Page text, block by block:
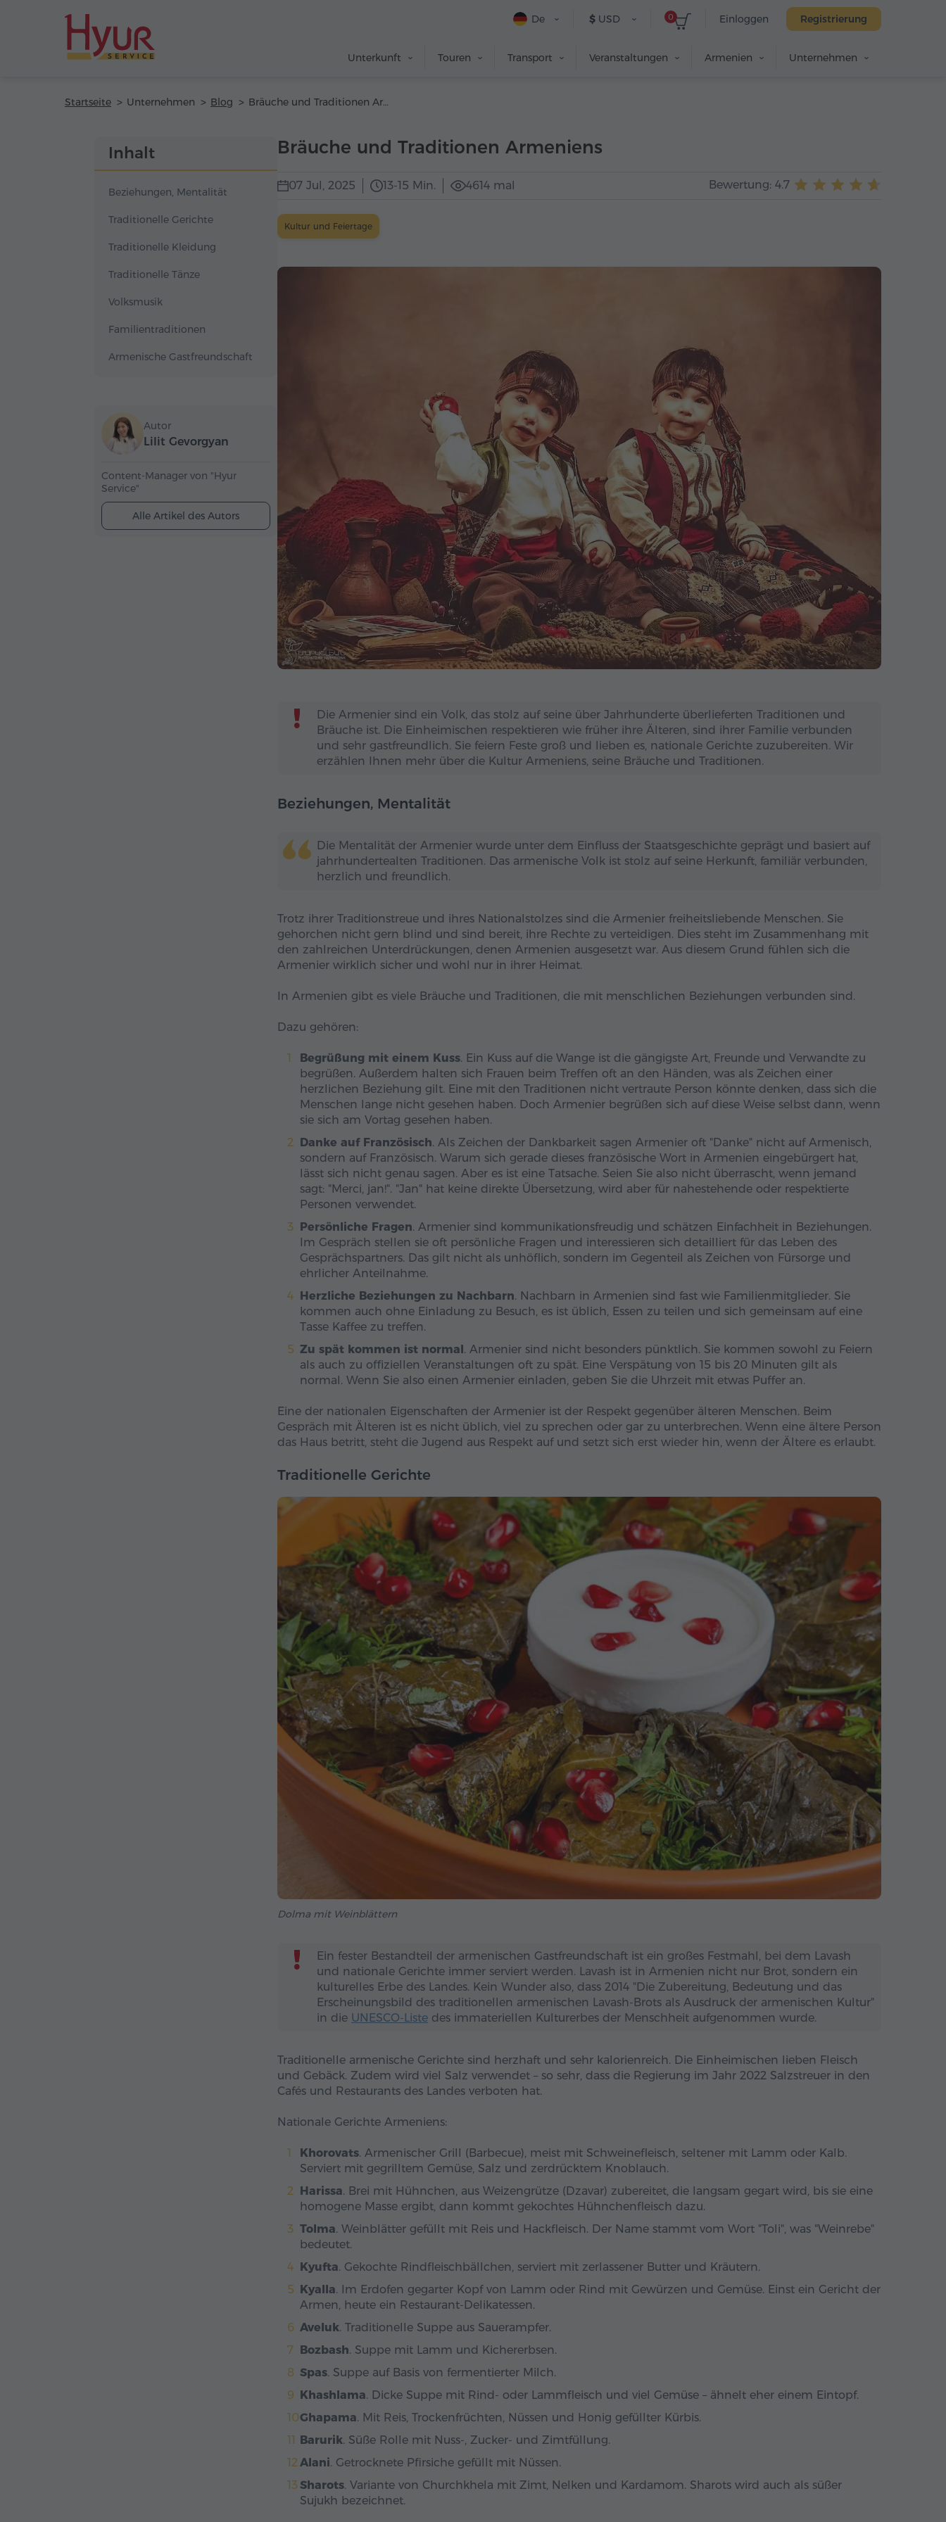
Einloggen Registrierung
0
$ USD
De
Unterkunft Touren Transport Veranstaltungen Armenien Unternehmen
Startseite Unternehmen Blog Bräuche und Traditionen Armeniens
Bräuche und Traditionen Armeniens
07 Jul, 2025 13-15 Min. 4614 mal Bewertung: 4.7
Kultur und Feiertage
Die Armenier sind ein Volk, das stolz auf seine über Jahrhunderte überlieferten Traditionen und
Bräuche ist. Die Einheimischen respektieren wie früher ihre Älteren, sind ihrer Familie verbunden
und sehr gastfreundlich. Sie feiern Feste groß und lieben es, nationale Gerichte zuzubereiten. Wir
erzählen Ihnen mehr über die Kultur Armeniens, seine Bräuche und Traditionen.
Beziehungen, Mentalität
Die Mentalität der Armenier wurde unter dem Einfluss der Staatsgeschichte geprägt und basiert auf
jahrhundertealten Traditionen. Das armenische Volk ist stolz auf seine Herkunft, familiär verbunden,
herzlich und freundlich.
Trotz ihrer Traditionstreue und ihres Nationalstolzes sind die Armenier freiheitsliebende Menschen. Sie
gehorchen nicht gern blind und sind bereit, ihre Rechte zu verteidigen. Dies steht im Zusammenhang mit
den zahlreichen Unterdrückungen, denen Armenien ausgesetzt war. Aus diesem Grund fühlen sich die
Armenier wirklich sicher und wohl nur in ihrer Heimat.
In Armenien gibt es viele Bräuche und Traditionen, die mit menschlichen Beziehungen verbunden sind.
Dazu gehören:
Begrüßung mit einem Kuss. Ein Kuss auf die Wange ist die gängigste Art, Freunde und Verwandte zu
begrüßen. Außerdem halten sich Frauen beim Treffen oft an den Händen, was als Zeichen einer
herzlichen Beziehung gilt. Eine mit den Traditionen nicht vertraute Person könnte denken, dass sich die
Menschen lange nicht gesehen haben. Doch Armenier begrüßen sich auf diese Weise selbst dann, wenn
sie sich am Vortag gesehen haben.
Danke auf Französisch. Als Zeichen der Dankbarkeit sagen Armenier oft "Danke" nicht auf Armenisch,
sondern auf Französisch. Warum sich gerade dieses französische Wort in Armenien eingebürgert hat,
lässt sich nicht genau sagen. Aber es ist eine Tatsache. Seien Sie also nicht überrascht, wenn jemand
sagt: "Merci, jan!". "Jan" hat keine direkte Übersetzung, wird aber für nahestehende oder respektierte
Personen verwendet.
Persönliche Fragen. Armenier sind kommunikationsfreudig und schätzen Einfachheit in Beziehungen.
Im Gespräch stellen sie oft persönliche Fragen und interessieren sich detailliert für das Leben des
Gesprächspartners. Das gilt nicht als unhöflich, sondern im Gegenteil als Zeichen von Fürsorge und
ehrlicher Anteilnahme.
Herzliche Beziehungen zu Nachbarn. Nachbarn in Armenien sind fast wie Familienmitglieder. Sie
kommen auch ohne Einladung zu Besuch, es ist üblich, Essen zu teilen und sich gemeinsam auf eine
Tasse Kaffee zu treffen.
Zu spät kommen ist normal. Armenier sind nicht besonders pünktlich. Sie kommen sowohl zu Feiern
als auch zu offiziellen Veranstaltungen oft zu spät. Eine Verspätung von 15 bis 20 Minuten gilt als
normal. Wenn Sie also einen Armenier einladen, geben Sie die Uhrzeit mit etwas Puffer an.
Eine der nationalen Eigenschaften der Armenier ist der Respekt gegenüber älteren Menschen. Beim
Gespräch mit Älteren ist es nicht üblich, viel zu sprechen oder gar zu unterbrechen. Wenn eine ältere Person
das Haus betritt, steht die Jugend aus Respekt auf und setzt sich erst wieder hin, wenn der Ältere es erlaubt.
Traditionelle Gerichte
Dolma mit Weinblättern
Ein fester Bestandteil der armenischen Gastfreundschaft ist ein großes Festmahl, bei dem Lavash
und nationale Gerichte immer serviert werden. Lavash ist in Armenien nicht nur Brot, sondern ein
kulturelles Erbe des Landes. Kein Wunder also, dass 2014 "Die Zubereitung, Bedeutung und das
Erscheinungsbild des traditionellen armenischen Lavash-Brots als Ausdruck der armenischen Kultur"
in die UNESCO-Liste des immateriellen Kulturerbes der Menschheit aufgenommen wurde.
Traditionelle armenische Gerichte sind herzhaft und sehr kalorienreich. Die Einheimischen lieben Fleisch
und Gebäck. Zudem wird viel Salz verwendet – so sehr, dass die Regierung im Jahr 2022 Salzstreuer in den
Cafés und Restaurants des Landes verboten hat.
Nationale Gerichte Armeniens:
Khorovats. Armenischer Grill (Barbecue), meist mit Schweinefleisch, seltener mit Lamm oder Kalb.
Serviert mit gegrilltem Gemüse, Salz und zerdrücktem Knoblauch.
Harissa. Brei mit Hühnchen, aus Weizengrütze (Dzavar) zubereitet, die langsam gegart wird, bis sie eine
homogene Masse ergibt, dann kommt gekochtes Hühnchenfleisch dazu.
Tolma. Weinblätter gefüllt mit Reis und Hackfleisch. Der Name stammt vom Wort "Toli", was "Weinrebe"
bedeutet.
Kyufta. Gekochte Rindfleischbällchen, serviert mit zerlassener Butter und Kräutern.
Kyalla. Im Erdofen gegarter Kopf von Lamm oder Rind mit Gewürzen und Gemüse. Einst ein Gericht der
Armen, heute ein Restaurant-Delikatessen.
Aveluk. Traditionelle Suppe aus Sauerampfer.
Bozbash. Suppe mit Lamm und Kichererbsen.
Spas. Suppe auf Basis von fermentierter Milch.
Khashlama. Dicke Suppe mit Rind- oder Lammfleisch und viel Gemüse – ähnelt eher einem Eintopf.
Ghapama. Mit Reis, Trockenfrüchten, Nüssen und Honig gefüllter Kürbis.
Barurik. Süße Rolle mit Nuss-, Zucker- und Zimtfüllung.
Alani. Getrocknete Pfirsiche gefüllt mit Nüssen.
Sharots. Variante von Churchkhela mit Zimt, Nelken und Kardamom. Sharots wird auch als süßer
Sujukh bezeichnet.
Inhalt
Beziehungen, Mentalität
Traditionelle Gerichte
Traditionelle Kleidung
Traditionelle Tänze
Volksmusik
Familientraditionen
Armenische Gastfreundschaft
Autor
Lilit Gevorgyan
Content-Manager von "Hyur
Service"
Alle Artikel des Autors